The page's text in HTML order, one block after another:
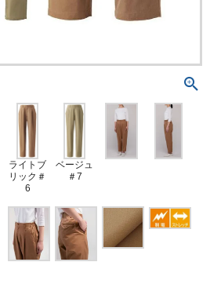
ライトブ
リック＃
6
ベージュ
＃7